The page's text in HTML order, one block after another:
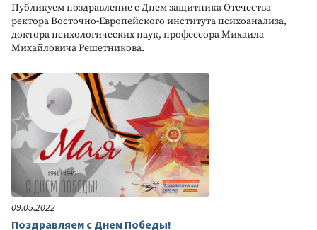
Публикуем поздравление с Днем защитника Отечества
ректора Восточно-Европейского института психоанализа,
доктора психологических наук, профессора Михаила
Михайловича Решетникова.
09.05.2022
Поздравляем с Днем Победы!